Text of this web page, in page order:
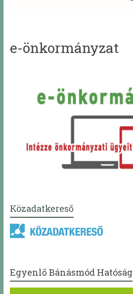
e-önkormányzat
Közadatkereső
Egyenlő Bánásmód Hatóság